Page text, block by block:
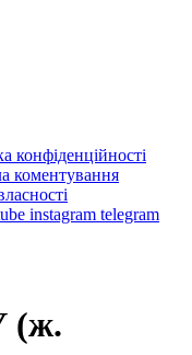
конфіденційності
коментування
instagram telegram
(ж.